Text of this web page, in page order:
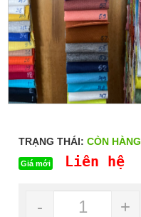
TRẠNG THÁI: CÒN HÀNG
Giá mới Liên hệ
- +